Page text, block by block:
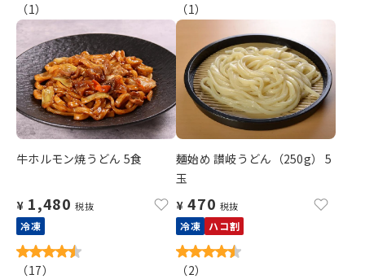
（1） （1）
牛ホルモン焼うどん 5食
¥ 1,480 税抜
冷凍
（17）
麺始め 讃岐うどん（250g） 5
玉
¥ 470 税抜
冷凍 ハコ割
（2）